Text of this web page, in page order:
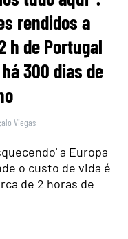
rendidos a
h de Portugal
300 dias de
Viegas
a Europa
o custo de vida é
de 2 horas de